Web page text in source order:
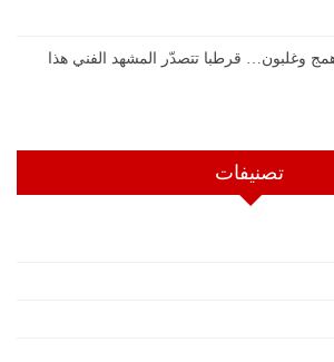
وغلبون… قرطبا تتصدّر المشهد الفني هذا
تصنيفات